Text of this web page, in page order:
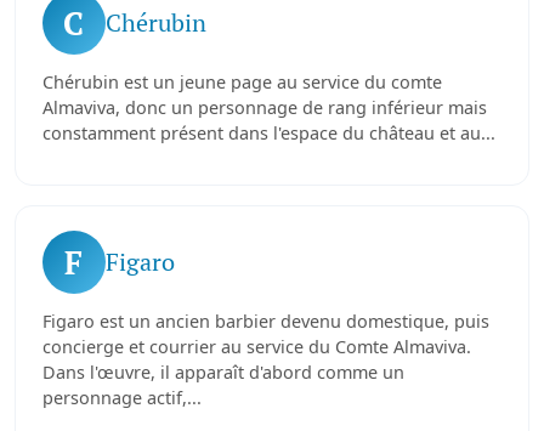
C Chérubin
Chérubin est un jeune page au service du comte
Almaviva, donc un personnage de rang inférieur mais
constamment présent dans l'espace du château et au...
F Figaro
Figaro est un ancien barbier devenu domestique, puis
concierge et courrier au service du Comte Almaviva.
Dans l'œuvre, il apparaît d'abord comme un
personnage actif,...